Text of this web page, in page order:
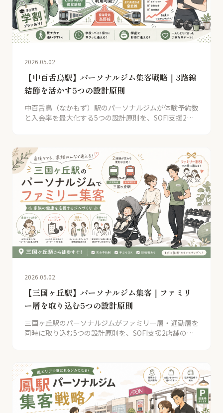
2026.05.02
【中百舌鳥駅】パーソナルジム集客戦略｜3路線
結節を活かす5つの設計原則
中百舌鳥（なかもず）駅のパーソナルジムが体験予約数
と入会率を最大化する5つの設計原則を、SOFI支援2店
2026.05.02
【三国ヶ丘駅】パーソナルジム集客｜ファミリ
ー層を取り込む5つの設計原則
三国ヶ丘駅のパーソナルジムがファミリー層・通勤層を
同時に取り込む5つの設計原則を、SOFI支援2店舗の数